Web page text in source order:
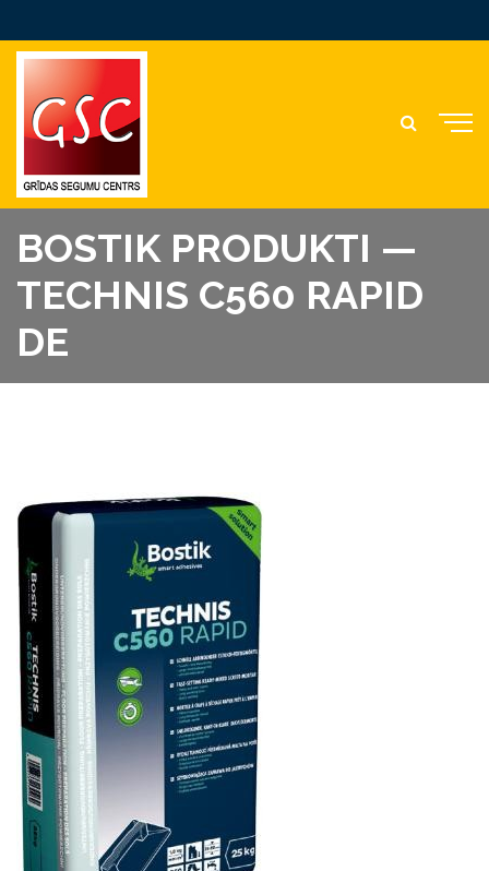
BOSTIK PRODUKTI —
TECHNIS C560 RAPID
DE